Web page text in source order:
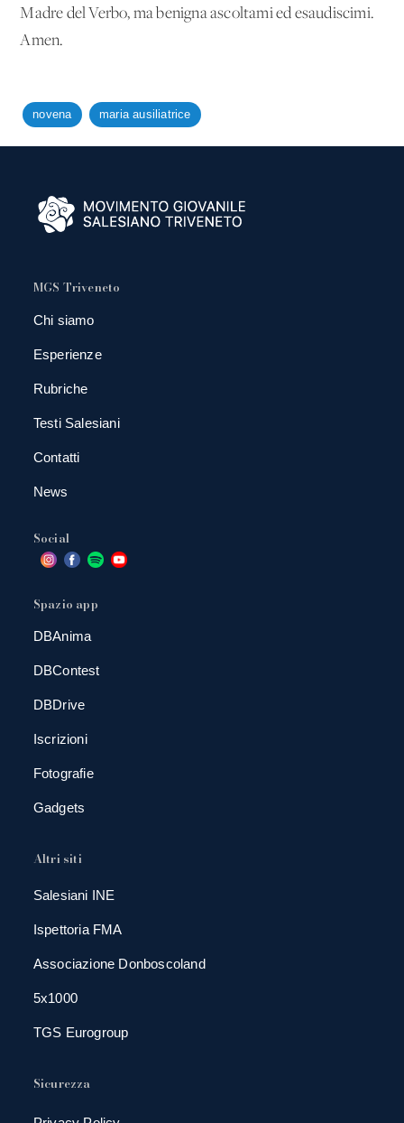
Madre del Verbo, ma benigna ascoltami ed esaudiscimi.
Amen.
novena maria ausiliatrice
MGS Triveneto
Chi siamo
Esperienze
Rubriche
Testi Salesiani
Contatti
News
Social
Spazio app
DBAnima
DBContest
DBDrive
Iscrizioni
Fotografie
Gadgets
Altri siti
Salesiani INE
Ispettoria FMA
Associazione Donboscoland
5x1000
TGS Eurogroup
Sicurezza